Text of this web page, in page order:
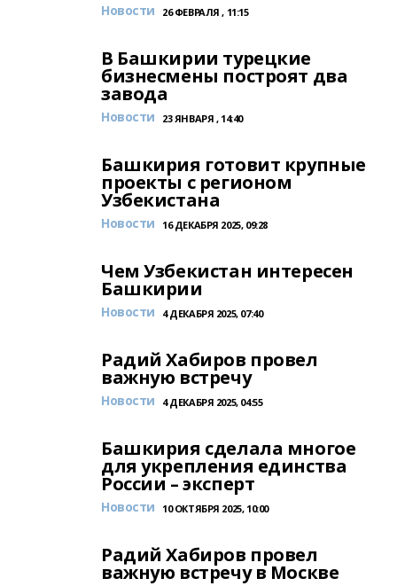
Новости 26 ФЕВРАЛЯ , 11:15
В Башкирии турецкие
бизнесмены построят два
завода
Новости 23 ЯНВАРЯ , 14:40
Башкирия готовит крупные
проекты с регионом
Узбекистана
Новости 16 ДЕКАБРЯ 2025, 09:28
Чем Узбекистан интересен
Башкирии
Новости 4 ДЕКАБРЯ 2025, 07:40
Радий Хабиров провел
важную встречу
Новости 4 ДЕКАБРЯ 2025, 04:55
Башкирия сделала многое
для укрепления единства
России – эксперт
Новости 10 ОКТЯБРЯ 2025, 10:00
Радий Хабиров провел
важную встречу в Москве